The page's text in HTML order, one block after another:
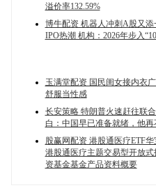
溢价率132.59%
博牛配资 机器人冲刺A股又添
IPO热潮 机构：2026年步入
玉满堂配资 国民闺女接内衣
舒服当性感
长安策略 特朗普火速赶往联
白：中国早已准备就绪，他再
股赢网配资 港股通医疗ETF
港股通医疗主题交易型开放式
资基金基金产品资料概要